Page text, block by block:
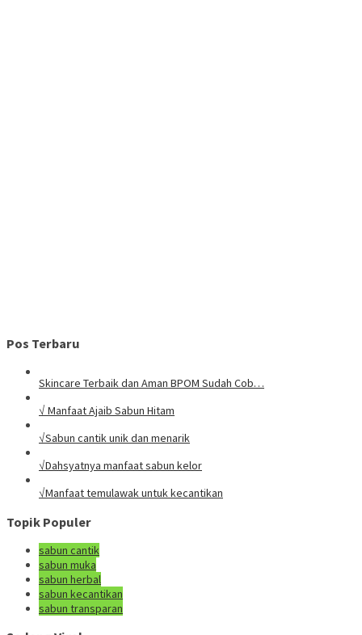
Pos Terbaru
Skincare Terbaik dan Aman BPOM Sudah Cob…
√ Manfaat Ajaib Sabun Hitam
√Sabun cantik unik dan menarik
√Dahsyatnya manfaat sabun kelor
√Manfaat temulawak untuk kecantikan
Topik Populer
sabun cantik
sabun muka
sabun herbal
sabun kecantikan
sabun transparan